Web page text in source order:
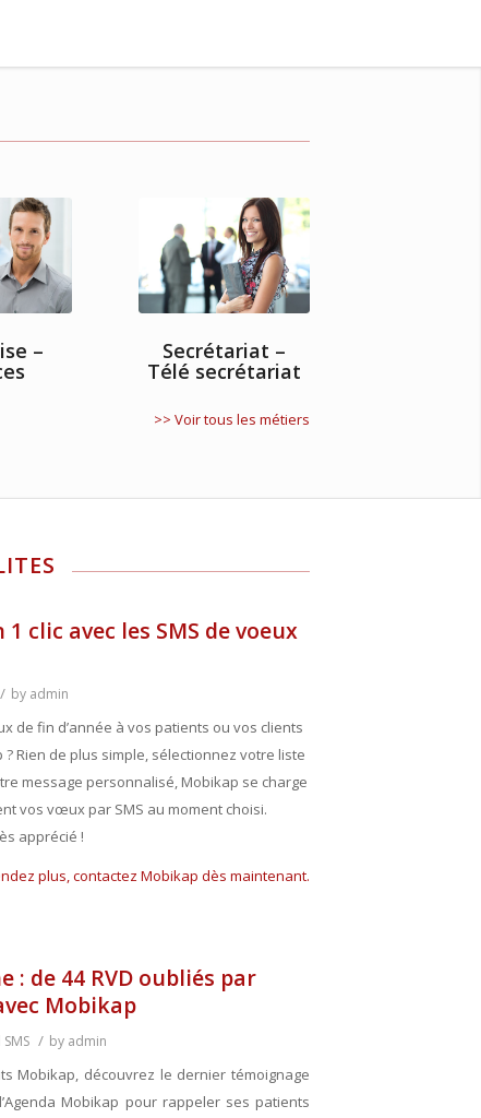
– Secrétariat –
Télé secrétariat
>> Voir tous les métiers
1 clic avec les SMS de voeux
/ by admin
de fin d’année à vos patients ou vos clients
Rien de plus simple, sélectionnez votre liste
message personnalisé, Mobikap se charge
vos vœux par SMS au moment choisi.
apprécié !
plus, contactez Mobikap dès maintenant.
: de 44 RVD oubliés par
Mobikap
/ by admin
Mobikap, découvrez le dernier témoignage
Mobikap pour rappeler ses patients